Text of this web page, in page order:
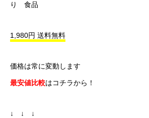
り 食品
1,980円 送料無料
価格は常に変動します
最安値比較はコチラから！
↓ ↓ ↓